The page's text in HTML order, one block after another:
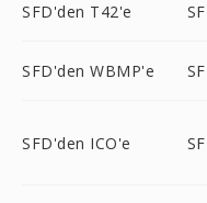
SFD'den T42'e
SFD'den WBMP'e
SFD'den ICO'e